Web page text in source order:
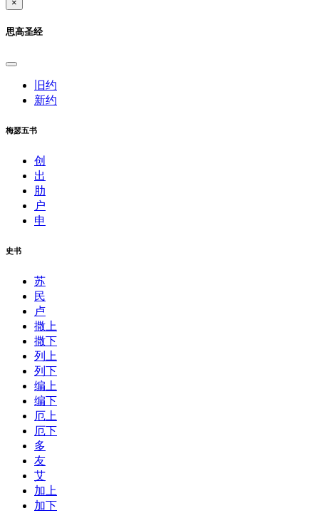
×
思高圣经
旧约
新约
梅瑟五书
创
出
肋
户
申
史书
苏
民
卢
撒上
撒下
列上
列下
编上
编下
厄上
厄下
多
友
艾
加上
加下